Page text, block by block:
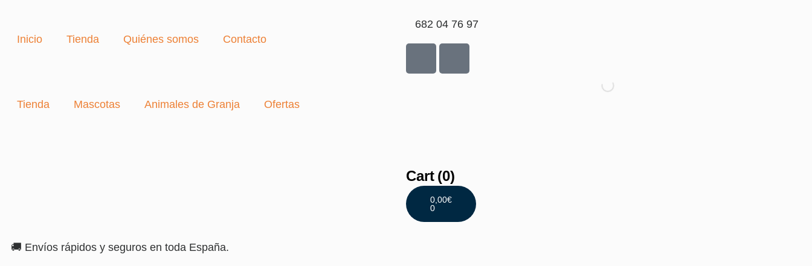
Inicio Tienda Quiénes somos Contacto
682 04 76 97
Tienda Mascotas Animales de Granja Ofertas
Cart (0)
0,00€
0
🚚 Envíos rápidos y seguros en toda España.